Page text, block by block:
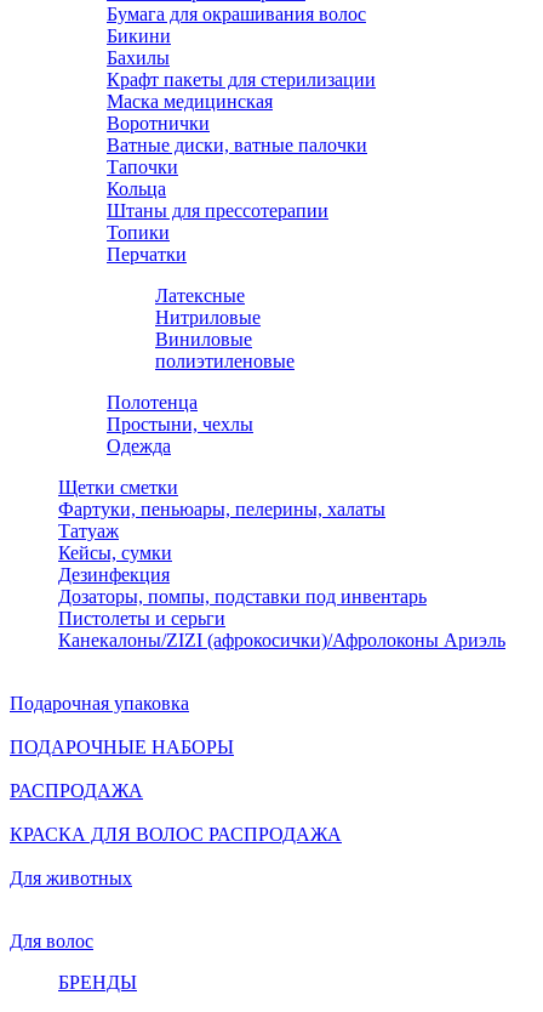
Бумага для окрашивания волос
Бикини
Бахилы
Крафт пакеты для стерилизации
Маска медицинская
Воротнички
Ватные диски, ватные палочки
Тапочки
Кольца
Штаны для прессотерапии
Топики
Перчатки
Латексные
Нитриловые
Виниловые
полиэтиленовые
Полотенца
Простыни, чехлы
Одежда
Щетки сметки
Фартуки, пеньюары, пелерины, халаты
Татуаж
Кейсы, сумки
Дезинфекция
Дозаторы, помпы, подставки под инвентарь
Пистолеты и серьги
Канекалоны/ZIZI (афрокосички)/Афролоконы Ариэль
Подарочная упаковка
ПОДАРОЧНЫЕ НАБОРЫ
РАСПРОДАЖА
КРАСКА ДЛЯ ВОЛОС РАСПРОДАЖА
Для животных
Для волос
БРЕНДЫ